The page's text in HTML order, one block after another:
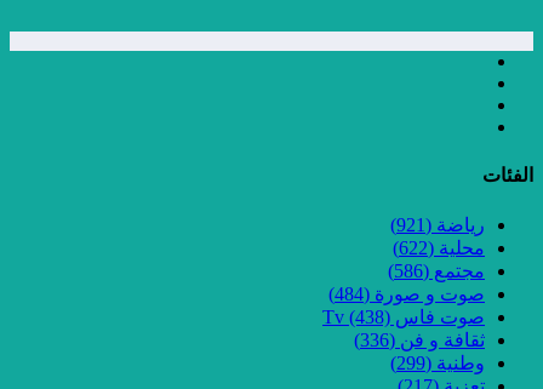
الفئات
رياضة (921)
محلية (622)
مجتمع (586)
صوت و صورة (484)
صوت فاس Tv (438)
ثقافة و فن (336)
وطنية (299)